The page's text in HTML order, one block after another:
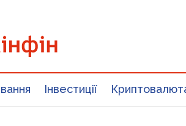
Інвестиції